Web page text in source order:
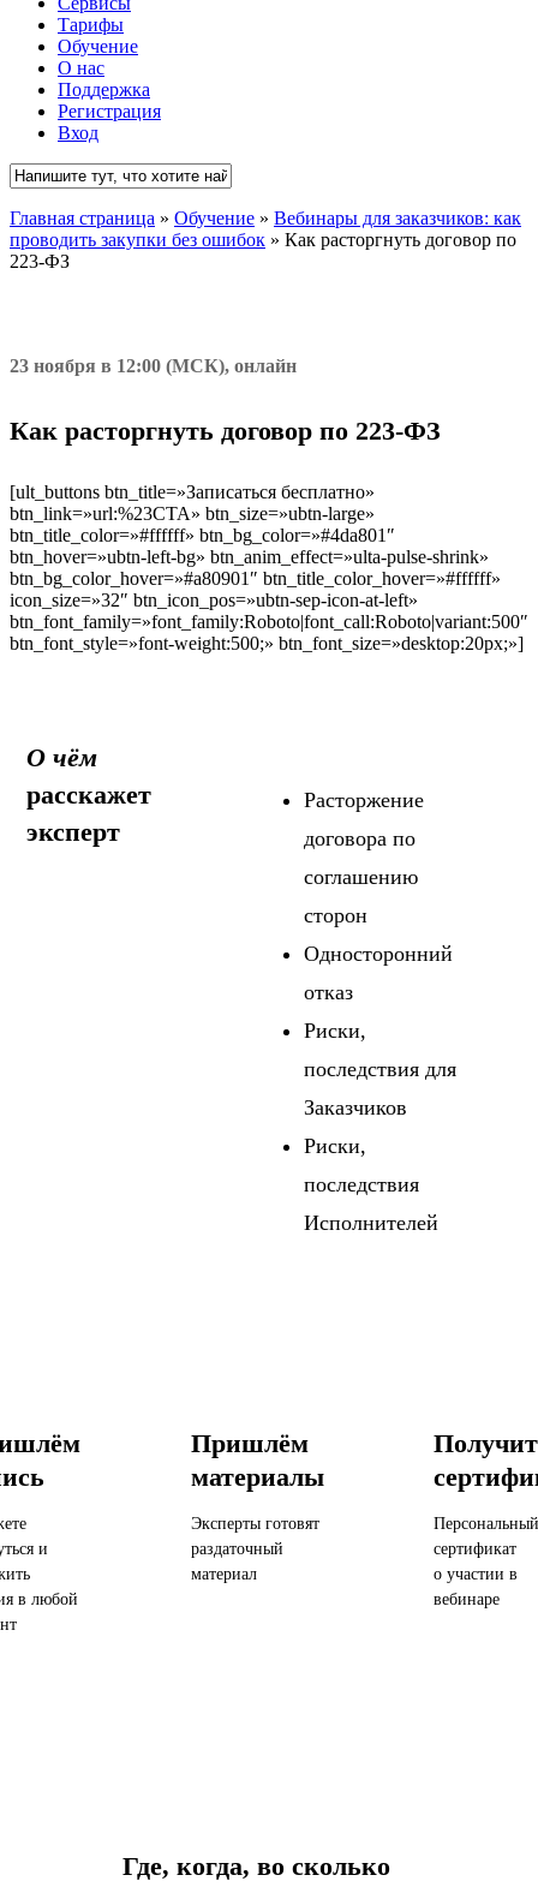
Тарифы
Обучение
О нас
Поддержка
Регистрация
Вход
Search
Главная страница » Обучение » Вебинары для заказчиков: как
проводить закупки без ошибок » Как расторгнуть договор по
223-ФЗ
23 ноября в 12:00 (МСК), онлайн
Как расторгнуть договор по 223-ФЗ
[ult_buttons btn_title=»Записаться бесплатно»
btn_link=»url:%23CTA» btn_size=»ubtn-large»
btn_title_color=»#ffffff» btn_bg_color=»#4da801″
btn_hover=»ubtn-left-bg» btn_anim_effect=»ulta-pulse-shrink»
btn_bg_color_hover=»#a80901″ btn_title_color_hover=»#ffffff»
icon_size=»32″ btn_icon_pos=»ubtn-sep-icon-at-left»
btn_font_family=»font_family:Roboto|font_call:Roboto|variant:500″
btn_font_style=»font-weight:500;» btn_font_size=»desktop:20px;»]
О чём
расскажет
эксперт
Расторжение
договора по
соглашению
сторон
Односторонний
отказ
Риски,
последствия для
Заказчиков
Риски,
последствия
Исполнителей
и
в любой
Пришлём
материалы
Эксперты готовят
раздаточный
материал
сертификат
о участии в
вебинаре
Где, когда, во сколько